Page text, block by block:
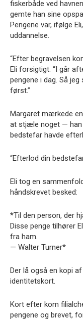
fiskerbåde ved
gemte han sine
Pengene var, ifølge
uddannelse.
“Efter begravelsen
Eli forsigtigt. “I går
pengene i dag. Så
først.”
Margaret mærkede
at stjæle noget — han
bedstefar havde
“Efterlod din
Eli tog en
håndskrevet besked:
*Til den person, der
Disse penge tilhører
fra ham.
— Walter Turner*
Der lå også en kopi
identitetskort.
Kort efter kom
pengene og brevet,